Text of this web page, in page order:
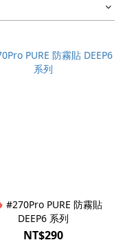
DEEP6 系列
NT$290